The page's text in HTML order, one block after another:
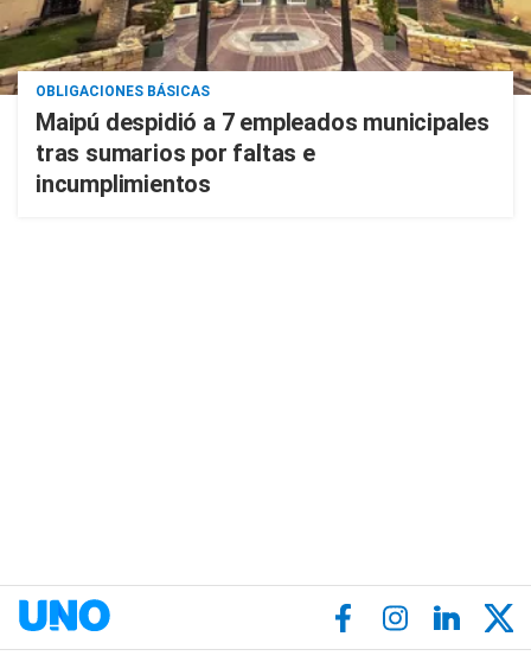
OBLIGACIONES BÁSICAS
Maipú despidió a 7 empleados municipales
tras sumarios por faltas e
incumplimientos